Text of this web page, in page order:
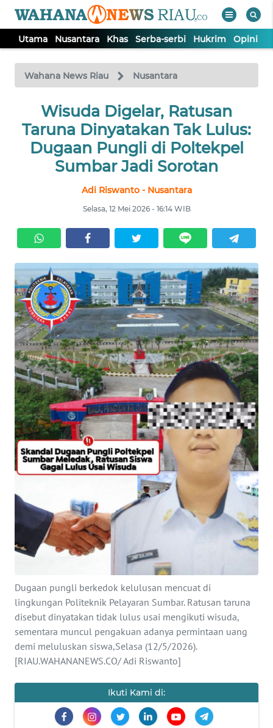
Utama Nusantara Khas Serba-serbi Hukrim Opini
Wahana News Riau Nusantara
Wisuda Digelar, Ratusan
Taruna Dinyatakan Tak Lulus:
Dugaan Pungli di Poltekpel
Sumbar Jadi Sorotan
Adi Riswanto - Nusantara
Selasa, 12 Mei 2026 - 16:14 WIB
Dugaan pungli berkedok kelulusan mencuat di
lingkungan Politeknik Pelayaran Sumbar. Ratusan taruna
disebut dinyatakan tidak lulus usai mengikuti wisuda,
sementara muncul pengakuan adanya permintaan uang
demi meluluskan siswa,Selasa (12/5/2026).
[RIAU.WAHANANEWS.CO/ Adi Riswanto]
Ikuti Kami di:
TV
Tutup
UTAMA
NUSANTARA
SERBI
HUKRIM
OPINI
PERISTIWA
Informasi
INDEKS
BERITA
KONTAK
KAMI
INFO
TENTANG
SIBER
REDAKSI
KARIR